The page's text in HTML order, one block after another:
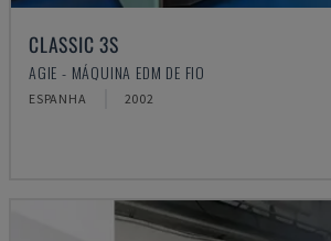
CLASSIC 3S
AGIE - MÁQUINA EDM DE FIO
ESPANHA 2002